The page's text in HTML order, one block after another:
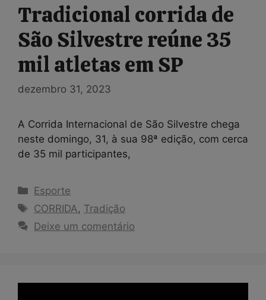
Tradicional corrida de
São Silvestre reúne 35
mil atletas em SP
dezembro 31, 2023
A Corrida Internacional de São Silvestre chega
neste domingo, 31, à sua 98ª edição, com cerca
de 35 mil participantes,
Categorias
Esporte
Tags
CORRIDA, Tradição
Deixe um comentário